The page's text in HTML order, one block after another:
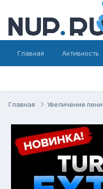
Главная Активность
Главная Увеличение